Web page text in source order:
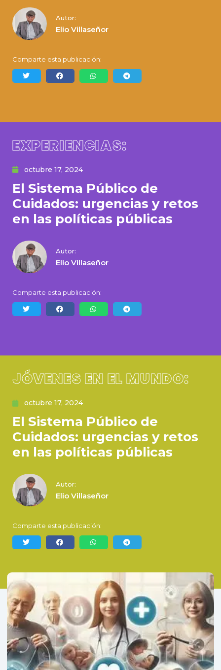
Autor:
Elio Villaseñor
Comparte esta publicación:
EXPERIENCIAS:
octubre 17, 2024
El Sistema Público de
Cuidados: urgencias y retos
en las políticas públicas
Autor:
Elio Villaseñor
Comparte esta publicación:
JÓVENES EN EL MUNDO:
octubre 17, 2024
El Sistema Público de
Cuidados: urgencias y retos
en las políticas públicas
Autor:
Elio Villaseñor
Comparte esta publicación: